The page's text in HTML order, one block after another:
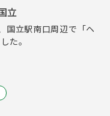
立
国立駅南口周辺で「ヘ
た。